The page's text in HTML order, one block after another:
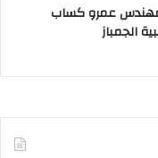
عمرو كساب
الجمباز